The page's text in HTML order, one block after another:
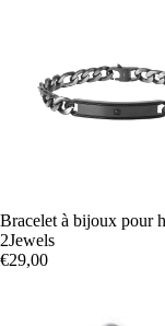
Bracelet à bijoux pour
2Jewels
€29,00